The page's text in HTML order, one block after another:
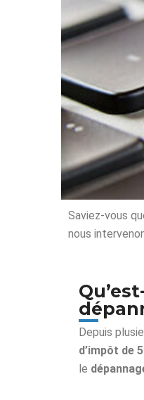
Saviez-vous
nous
Depuis
d’impôt de
le